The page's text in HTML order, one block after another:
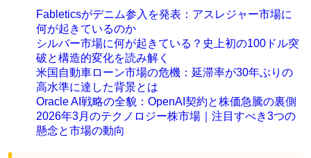
Fableticsがデニム参入を発表：アスレジャー市場に
何が起きているのか
シルバー市場に何が起きている？史上初の100ドル突
破と構造的変化を読み解く
米国自動車ローン市場の危機：延滞率が30年ぶりの
高水準に達した背景とは
Oracle AI戦略の全貌：OpenAI契約と株価急騰の裏側
2026年3月のテクノロジー株市場｜注目すべき3つの
懸念と市場の動向